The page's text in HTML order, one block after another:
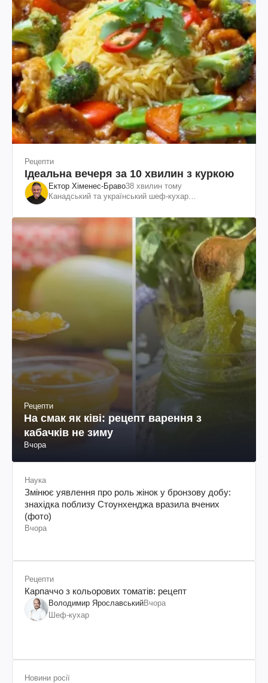
Рецепти
Ідеальна вечеря за 10 хвилин з куркою
Ектор Хіменес-Браво38 хвилин тому
Канадський та український шеф-кухар
Рецепти
На смак як ківі: рецепт варення з
кабачків не зиму
Вчора
Наука
Змінює уявлення про роль жінок у бронзову добу:
знахідка поблизу Стоунхенджа вразила вчених
(фото)
Вчора
Рецепти
Карпаччо з кольорових томатів: рецепт
Володимир ЯрославськийВчора
Шеф-кухар
Новини росії